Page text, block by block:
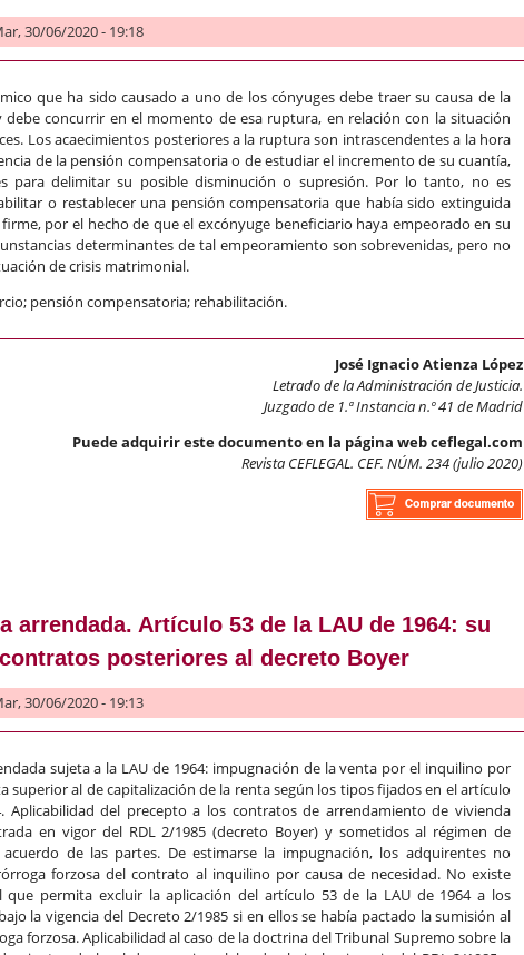
30/06/2020 - 19:18
que ha sido causado a uno de los cónyuges debe traer su causa de la
concurrir en el momento de esa ruptura, en relación con la situación
Los acaecimientos posteriores a la ruptura son intrascendentes a la hora
de la pensión compensatoria o de estudiar el incremento de su cuantía,
para delimitar su posible disminución o supresión. Por lo tanto, no es
o restablecer una pensión compensatoria que había sido extinguida
por el hecho de que el excónyuge beneficiario haya empeorado en su
determinantes de tal empeoramiento son sobrevenidas, pero no
de crisis matrimonial.
pensión compensatoria; rehabilitación.
José Ignacio Atienza López
Letrado de la Administración de Justicia.
Juzgado de 1.ª Instancia n.º 41 de Madrid
Puede adquirir este documento en la página web ceflegal.com
Revista CEFLEGAL. CEF. NÚM. 234 (julio 2020)
arrendada. Artículo 53 de la LAU de 1964: su
posteriores al decreto Boyer
30/06/2020 - 19:13
sujeta a la LAU de 1964: impugnación de la venta por el inquilino por
superior al de capitalización de la renta según los tipos fijados en el artículo
Aplicabilidad del precepto a los contratos de arrendamiento de vivienda
en vigor del RDL 2/1985 (decreto Boyer) y sometidos al régimen de
de las partes. De estimarse la impugnación, los adquirentes no
forzosa del contrato al inquilino por causa de necesidad. No existe
que permita excluir la aplicación del artículo 53 de la LAU de 1964 a los
la vigencia del Decreto 2/1985 si en ellos se había pactado la sumisión al
forzosa. Aplicabilidad al caso de la doctrina del Tribunal Supremo sobre la